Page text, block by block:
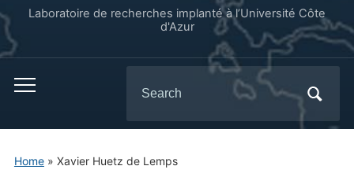
Laboratoire de recherches implanté à l’Université Côte
d'Azur
for:
Home» Xavier Huetz de Lemps